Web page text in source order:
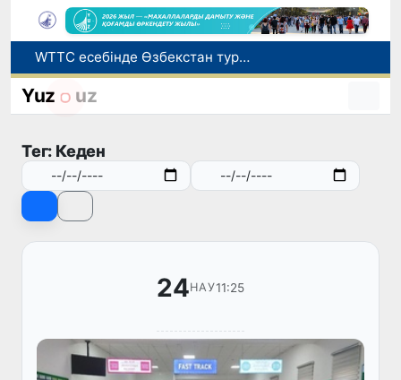
Мүмкіндігі шектеулі талапкерлерге қабылдау емтихандарында қосымша уақыт беріледі
Беларусьтен Өзбекстанға екінші тікелей жүк пойызы жөнелтілді
WTTC есебінде Өзбекстан туризмнің өсу қарқыны бойынша Орталық Азияда бірінші орынға шықты
Yuz uz
Тег: Кеден
24НАУ11:25